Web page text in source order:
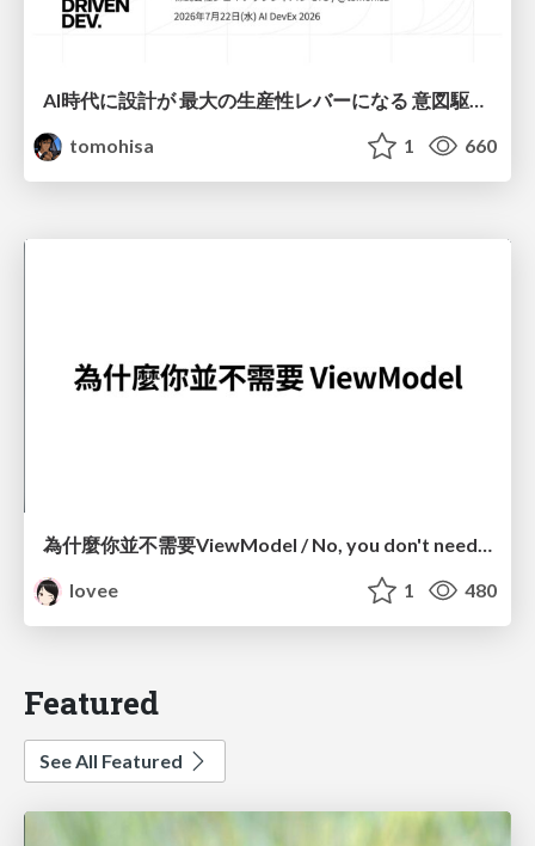
tomohisa
1 660
為什麼你並不需要ViewModel / No, you don't need a ViewModel
lovee
1 480
Featured
See All Featured